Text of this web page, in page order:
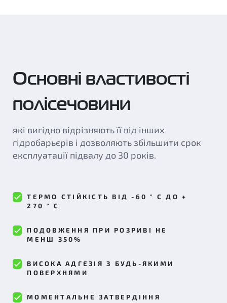
Основні властивості
полісечовини
які вигідно відрізняють її від інших
гідробарьєрів і дозволяють збільшити срок
експлуатації підвалу до 30 років.
ТЕРМО СТІЙКІСТЬ ВІД -60 ° С ДО +
270 ° С
ПОДОВЖЕННЯ ПРИ РОЗРИВІ НЕ
МЕНШ 350%
ВИСОКА АДГЕЗІЯ З БУДЬ-ЯКИМИ
ПОВЕРХНЯМИ
МОМЕНТАЛЬНЕ ЗАТВЕРДІННЯ